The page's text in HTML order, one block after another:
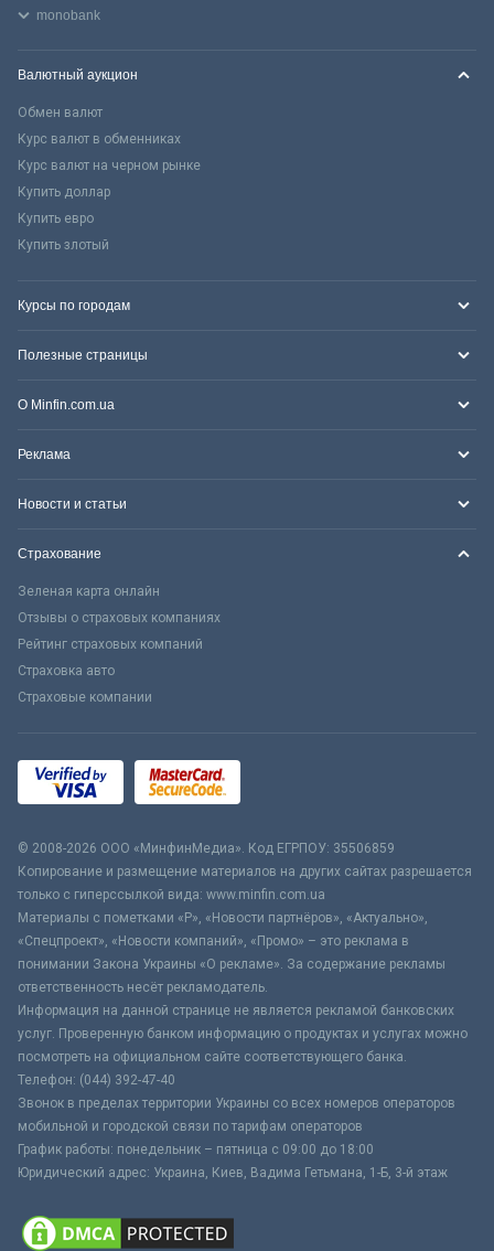
monobank
Валютный аукцион
Обмен валют
Курс валют в обменниках
Курс валют на черном рынке
Купить доллар
Купить евро
Купить злотый
Курсы по городам
Полезные страницы
О Minfin.com.ua
Реклама
Новости и статьи
Страхование
Зеленая карта онлайн
Отзывы о страховых компаниях
Рейтинг страховых компаний
Страховка авто
Страховые компании
© 2008-2026 ООО «МинфинМедиа». Код ЕГРПОУ: 35506859
Копирование и размещение материалов на других сайтах разрешается
только с гиперссылкой вида: www.minfin.com.ua
Материалы с пометками «Р», «Новости партнёров», «Актуально»,
«Спецпроект», «Новости компаний», «Промо» – это реклама в
понимании Закона Украины «О рекламе». За содержание рекламы
ответственность несёт рекламодатель.
Информация на данной странице не является рекламой банковских
услуг. Проверенную банком информацию о продуктах и услугах можно
посмотреть на официальном сайте соответствующего банка.
Телефон: (044) 392-47-40
Звонок в пределах территории Украины со всех номеров операторов
мобильной и городской связи по тарифам операторов
График работы: понедельник – пятница с 09:00 до 18:00
Юридический адрес: Украина, Киев, Вадима Гетьмана, 1-Б, 3-й этаж